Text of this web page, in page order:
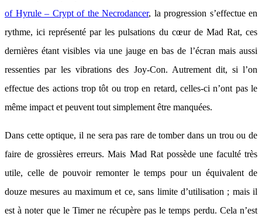
of Hyrule – Crypt of the Necrodancer, la progression s’effectue en
rythme, ici représenté par les pulsations du cœur de Mad Rat, ces
dernières étant visibles via une jauge en bas de l’écran mais aussi
ressenties par les vibrations des Joy-Con. Autrement dit, si l’on
effectue des actions trop tôt ou trop en retard, celles-ci n’ont pas le
même impact et peuvent tout simplement être manquées.
Dans cette optique, il ne sera pas rare de tomber dans un trou ou de
faire de grossières erreurs. Mais Mad Rat possède une faculté très
utile, celle de pouvoir remonter le temps pour un équivalent de
douze mesures au maximum et ce, sans limite d’utilisation ; mais il
est à noter que le Timer ne récupère pas le temps perdu. Cela n’est